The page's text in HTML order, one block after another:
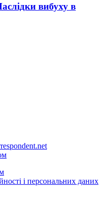
вибуху в
і персональних даних